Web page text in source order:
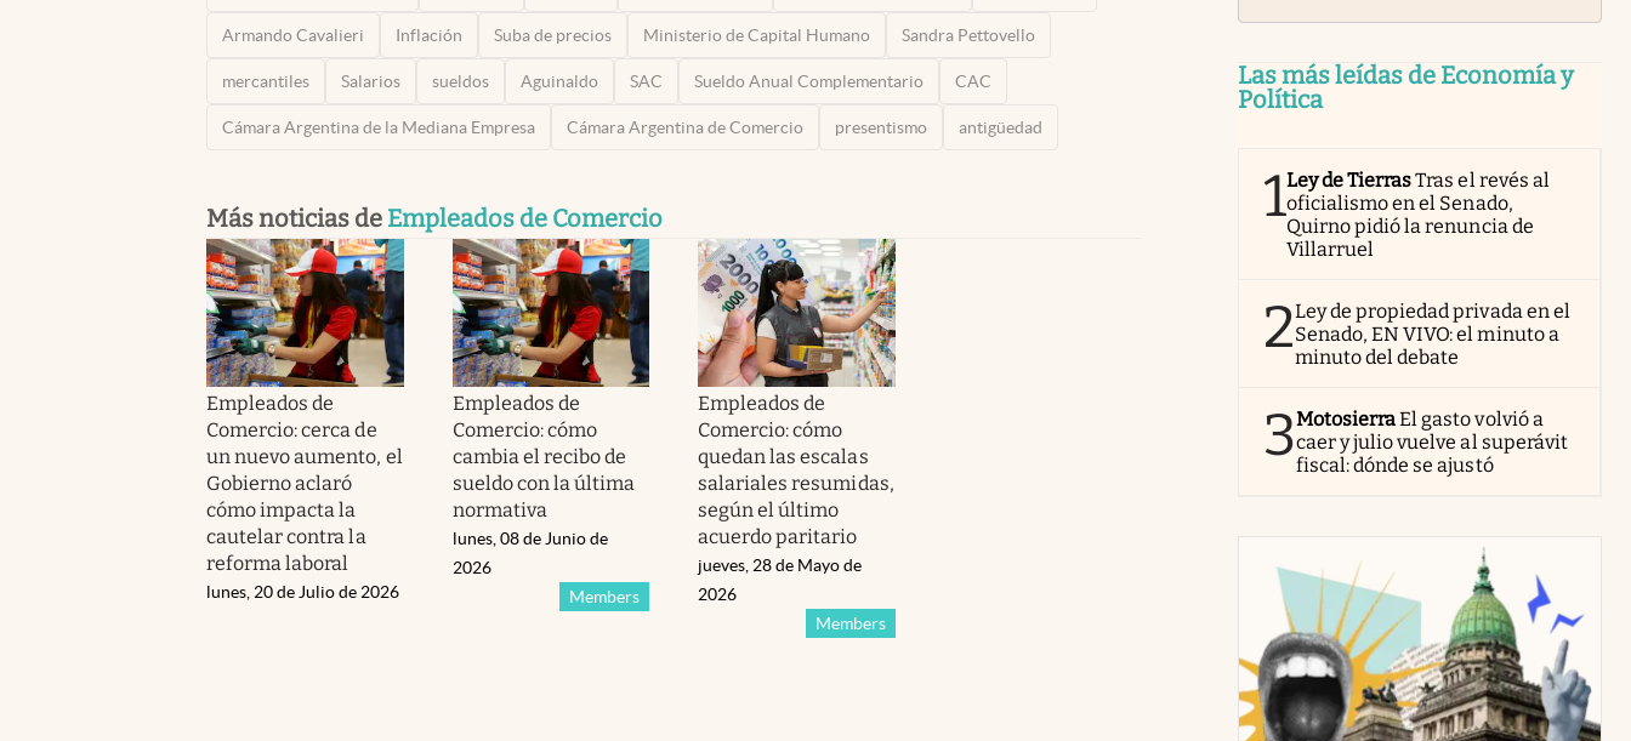
Armando Cavalieri Inflación Suba de precios Ministerio de Capital Humano Sandra Pettovello
mercantiles Salarios sueldos Aguinaldo SAC Sueldo Anual Complementario CAC
Cámara Argentina de la Mediana Empresa Cámara Argentina de Comercio presentismo antigüedad
Más noticias de Empleados de Comercio
Empleados de
Comercio: cerca de
un nuevo aumento, el
Gobierno aclaró
cómo impacta la
cautelar contra la
reforma laboral
lunes, 20 de Julio de 2026
Empleados de
Comercio: cómo
cambia el recibo de
sueldo con la última
normativa
Members
lunes, 08 de Junio de
2026
Empleados de
Comercio: cómo
quedan las escalas
salariales resumidas,
según el último
acuerdo paritario
Members
jueves, 28 de Mayo de
2026
Las más leídas de Economía y
Política
1Ley de TierrasTras el revés al
oficialismo en el Senado,
Quirno pidió la renuncia de
Villarruel
2Ley de propiedad privada en el
Senado, EN VIVO: el minuto a
minuto del debate
3MotosierraEl gasto volvió a
caer y julio vuelve al superávit
fiscal: dónde se ajustó